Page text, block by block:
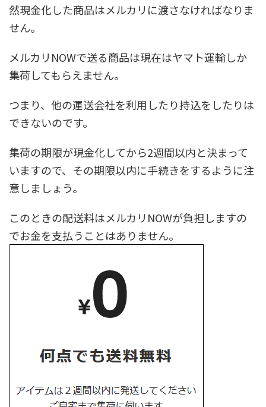
然現金化した商品はメルカリに渡さなければなりま
せん。
メルカリNOWで送る商品は現在はヤマト運輸しか
集荷してもらえません。
つまり、他の運送会社を利用したり持込をしたりは
できないのです。
集荷の期限が現金化してから2週間以内と決まって
いますので、その期限以内に手続きをするように注
意しましょう。
このときの配送料はメルカリNOWが負担しますの
でお金を支払うことはありません。